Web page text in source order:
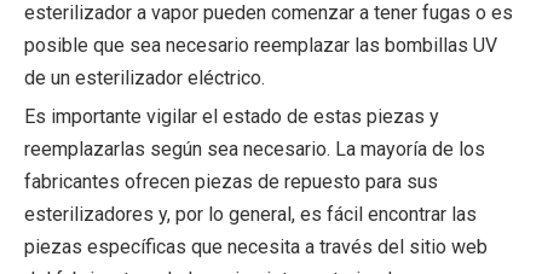
esterilizador a vapor pueden comenzar a tener fugas o es
posible que sea necesario reemplazar las bombillas UV
de un esterilizador eléctrico.
Es importante vigilar el estado de estas piezas y
reemplazarlas según sea necesario. La mayoría de los
fabricantes ofrecen piezas de repuesto para sus
esterilizadores y, por lo general, es fácil encontrar las
piezas específicas que necesita a través del sitio web